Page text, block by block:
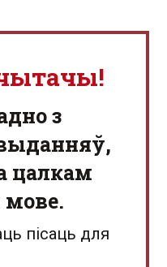
з
цалкам
мове.
пісаць для